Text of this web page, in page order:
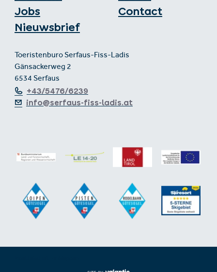
Jobs
Nieuwsbrief
Contact
Toeristenburo Serfaus-Fiss-Ladis
Gänsackerweg 2
6534 Serfaus
+43/5476/6239
info@serfaus-fiss-ladis.at